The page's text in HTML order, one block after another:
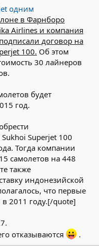
2014 годы.
Однако, если
100, то покупка 24 судов
долларов.
авиасалона в
перевозчику
одним
в Фарнборо
Airlines и компания
договор на
100. Об этом
30 лайнеров
будет
год.
Superjet 100
Тогда компании
самолетов на 448
также
индонезийской
что первые
2011 году.[/quote]
отказываются
.